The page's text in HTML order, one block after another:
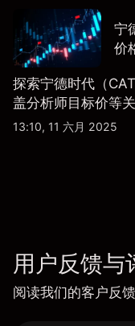
宁
价
探索宁德时代（
盖分析师目标价等
13:10, 11 六月 2025
用户反馈与
阅读我们的客户反